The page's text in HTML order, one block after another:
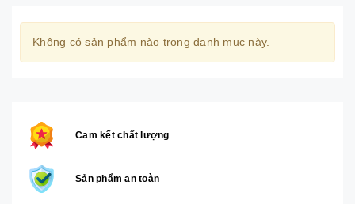
Không có sản phẩm nào trong danh mục này.
Cam kết chất lượng
Sản phẩm an toàn